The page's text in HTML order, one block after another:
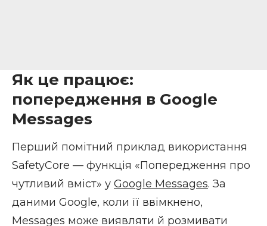
Як це працює:
попередження в Google
Messages
Перший помітний приклад використання
SafetyCore — функція «Попередження про
чутливий вміст» у Google Messages. За
даними Google, коли її ввімкнено,
Messages може виявляти й розмивати